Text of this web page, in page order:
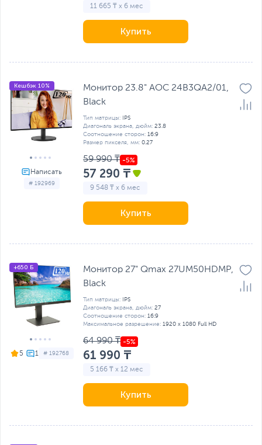
11 665 ₸ x 6 мес
Купить
# 192969
Кешбэк 10%
Монитор 23.8" AOC 24B3QA2/01,
Black
Тип матрицы:
IPS
Диагональ экрана, дюйм: 23.8
Соотношение сторон: 16:9
Размер пикселя, мм: 0.27
59 990 ₸
57 290 ₸
9 548 ₸ x 6 мес
Купить
5 # 192768
+650 Б
Монитор 27" Qmax 27UM50HDMP,
Black
Тип матрицы:
IPS
Диагональ экрана, дюйм: 27
Соотношение сторон: 16:9
Максимальное разрешение: 1920 x 1080 Full HD
64 990 ₸
61 990 ₸
5 166 ₸ x 12 мес
Купить